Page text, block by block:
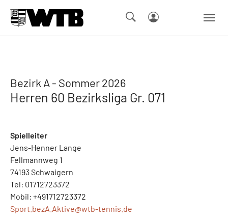
Bezirk A - Sommer 2026
Herren 60 Bezirksliga Gr. 071
Spielleiter
Jens-Henner Lange
Fellmannweg 1
74193 Schwaigern
Tel: 01712723372
Mobil: +491712723372
Sport.bezA.Aktive@wtb-tennis.de